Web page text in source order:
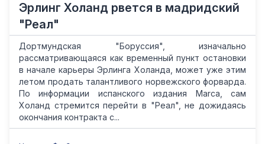
Эрлинг Холанд рвется в мадридский
"Реал"
Дортмундская "Боруссия", изначально
рассматривающаяся как временный пункт остановки
в начале карьеры Эрлинга Холанда, может уже этим
летом продать талантливого норвежского форварда.
По информации испанского издания Marca, сам
Холанд стремится перейти в "Реал", не дожидаясь
окончания контракта с...